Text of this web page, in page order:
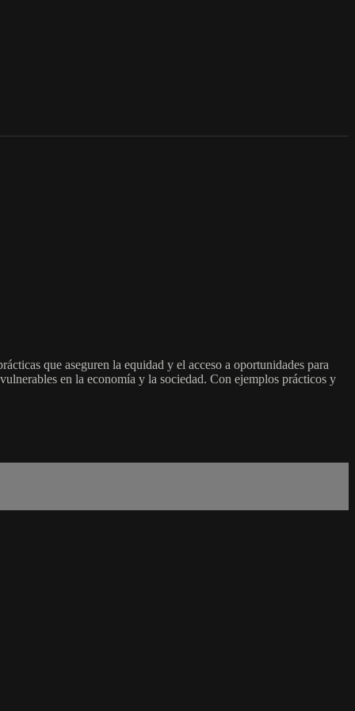
que aseguren la equidad y el acceso a oportunidades para
en la economía y la sociedad. Con ejemplos prácticos y